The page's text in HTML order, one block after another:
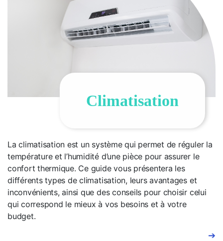
Climatisation
La climatisation est un système qui permet de réguler la
température et l’humidité d’une pièce pour assurer le
confort thermique. Ce guide vous présentera les
différents types de climatisation, leurs avantages et
inconvénients, ainsi que des conseils pour choisir celui
qui correspond le mieux à vos besoins et à votre
budget.
➔